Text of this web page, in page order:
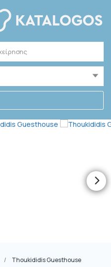
Thoukididis Guesthouse